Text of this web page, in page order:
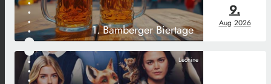
1. Bamberger Biertage
9.
Aug 2026
Leonine